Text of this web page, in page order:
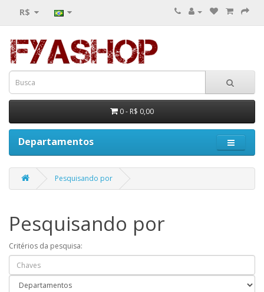
R$
0 - R$ 0,00
Departamentos
Pesquisando por
Pesquisando por
Critérios da pesquisa: